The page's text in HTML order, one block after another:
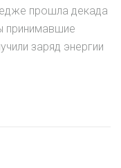
прошла декада
принимавшие
заряд энергии